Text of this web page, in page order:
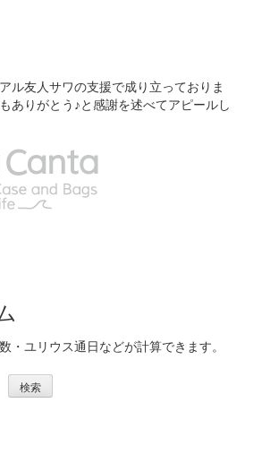
ル友人サワの支援で成り立っておりま
ありがとう♪と感謝を述べてアピールし
・ユリウス通日などが計算できます。